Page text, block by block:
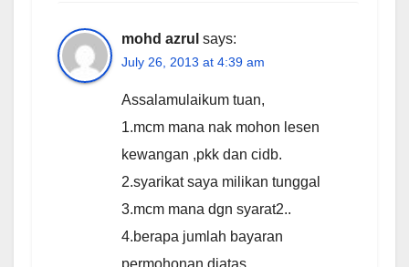
mohd azrul says:
July 26, 2013 at 4:39 am
Assalamulaikum tuan,
1.mcm mana nak mohon lesen
kewangan ,pkk dan cidb.
2.syarikat saya milikan tunggal
3.mcm mana dgn syarat2..
4.berapa jumlah bayaran